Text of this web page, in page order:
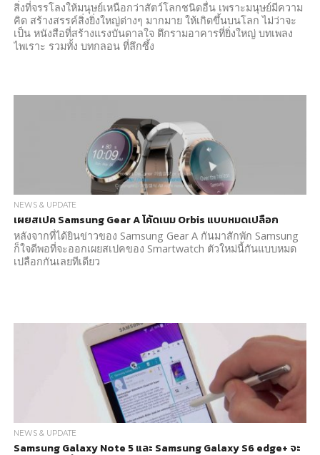
สิ่งที่จรรโลงให้มนุษย์เหนือกว่าสัตว์โลกชนิดอื่น เพราะมนุษย์มีความ
คิด สร้างสรรค์สิ่งยิ่งใหญ่ต่างๆ มากมาย ให้เกิดขึ้นบนโลก ไม่ว่าจะ
เป็น หนังสือที่สร้างแรงบันดาลใจ ตึกรามอาคารที่ยิ่งใหญ่ บทเพลง
ไพเราะ รวมทั้ง บทกลอน ที่ลึกซึ้ง
NEWS & UPDATE
เผยสเปค Samsung Gear A โค้ดเนม Orbis แบบหมดเปลือก
หลังจากที่ได้ยินข่าวของ Samsung Gear A กันมาสักพัก Samsung
ก็ใจดีพอที่จะออกเผยสเปคของ Smartwatch ตัวใหม่นี้กันแบบหมด
เปลือกกันเลยทีเดียว
NEWS & UPDATE
Samsung Galaxy Note 5 และ Samsung Galaxy S6 edge+ จะ